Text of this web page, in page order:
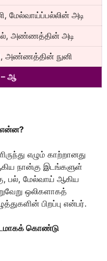
மேல்வாய்ப்பல்லின் அடி
அண்ணத்தின் அடி
அண்ணத்தின் நுனி
– ஆ
என்ன?
எழும் காற்றானது
நான்கு இடங்களுள்
பல், மேல்வாய் ஆகிய
ஒலிகளாகத்
பிறப்பு என்பர்.
கொண்டு